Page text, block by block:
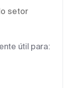
setor
útil para: